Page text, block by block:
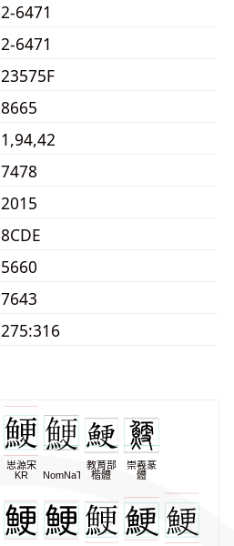
2-6471
2-6471
23575F
8665
1,94,42
7478
2015
8CDE
5660
7643
275:316
思源宋
KR
NomNaTong
教育部
楷體
崇羲篆
體